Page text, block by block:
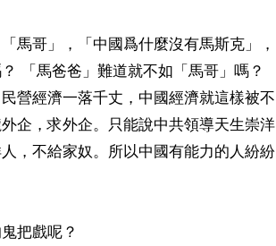
馬哥」，「中國爲什麼沒有馬斯克」，
「馬爸爸」難道就不如「馬哥」嗎？
營經濟一落千丈，中國經濟就這樣被不
企，求外企。只能說中共領導天生崇洋
，不給家奴。所以中國有能力的人紛紛
把戲呢？